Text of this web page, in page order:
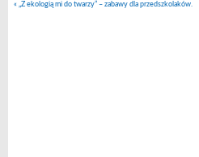
« „Z ekologią mi do twarzy” – zabawy dla przedszkolaków.